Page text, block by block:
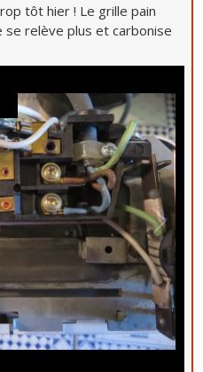
tôt hier ! Le grille pain
se relève plus et carbonise